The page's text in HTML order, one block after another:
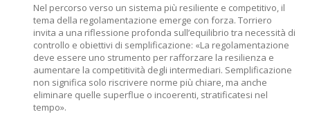
Nel percorso verso un sistema più resiliente e competitivo, il
tema della regolamentazione emerge con forza. Torriero
invita a una riflessione profonda sull’equilibrio tra necessità di
controllo e obiettivi di semplificazione: «La regolamentazione
deve essere uno strumento per rafforzare la resilienza e
aumentare la competitività degli intermediari. Semplificazione
non significa solo riscrivere norme più chiare, ma anche
eliminare quelle superflue o incoerenti, stratificatesi nel
tempo».